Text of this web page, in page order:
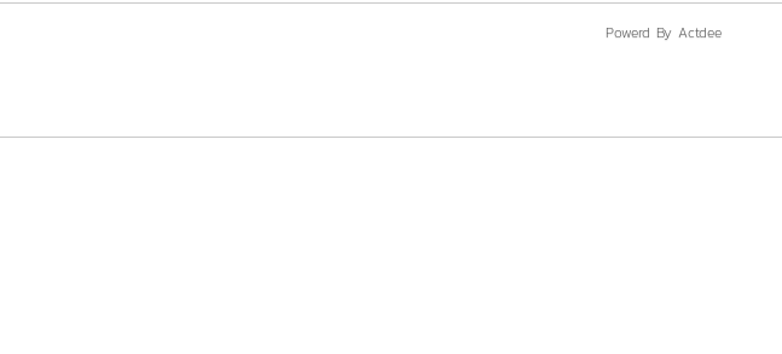
Powerd By Actdee